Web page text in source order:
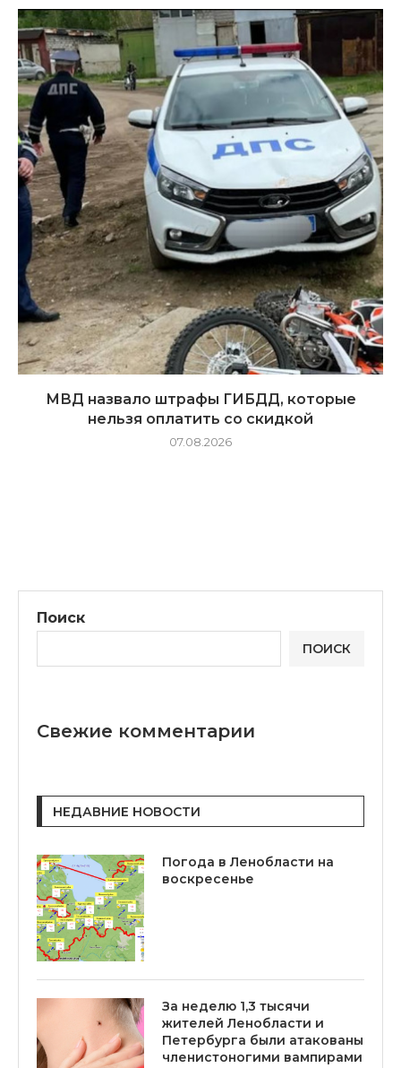
МВД назвало штрафы ГИБДД, которые
нельзя оплатить со скидкой
07.08.2026
Поиск
ПОИСК
Свежие комментарии
НЕДАВНИЕ НОВОСТИ
Погода в Ленобласти на
воскресенье
За неделю 1,3 тысячи
жителей Ленобласти и
Петербурга были атакованы
членистоногими вампирами